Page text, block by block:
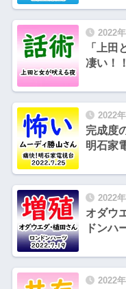
2022
「上田
凄い！！
2022
完成度
明石家
2022
オダウ
ドンハ
2022